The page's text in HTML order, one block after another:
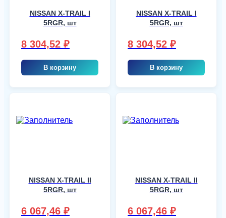
NISSAN X-TRAIL I
5RGR, шт
8 304,52 ₽
В корзину
NISSAN X-TRAIL I
5RGR, шт
8 304,52 ₽
В корзину
NISSAN X-TRAIL II
5RGR, шт
6 067,46 ₽
NISSAN X-TRAIL II
5RGR, шт
6 067,46 ₽